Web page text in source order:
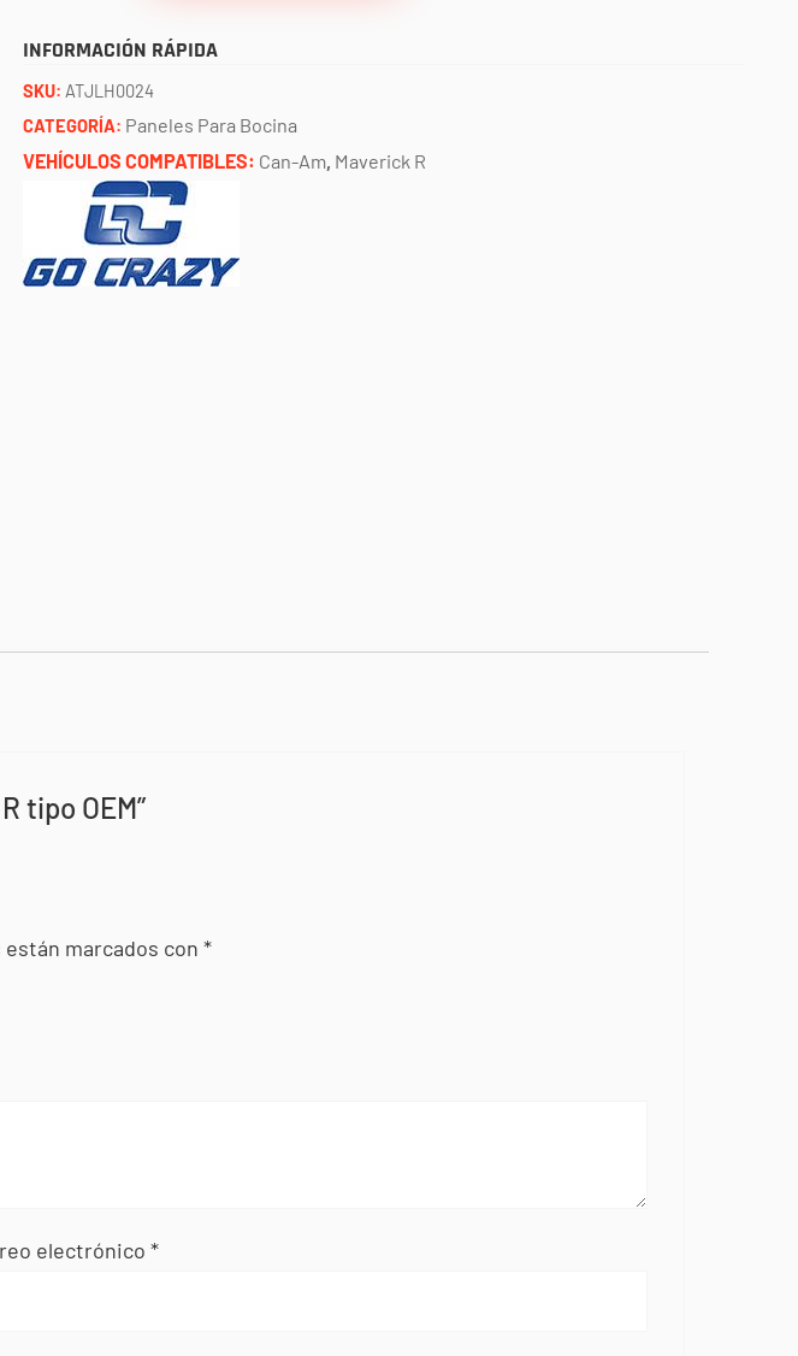
tipo
OEM
cantidad
INFORMACIÓN RÁPIDA
SKU: ATJLH0024
CATEGORÍA: Paneles Para Bocina
VEHÍCULOS COMPATIBLES: Can-Am, Maverick R
tipo OEM”
marcados con*
electrónico *